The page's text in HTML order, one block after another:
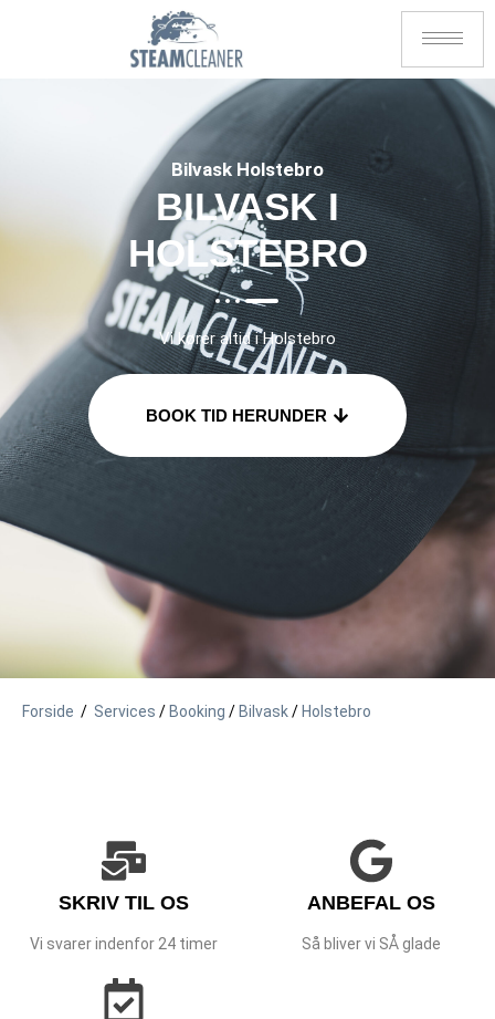
Bilvask Holstebro
BILVASK I
HOLSTEBRO
Vi kører altid i Holstebro
BOOK TID HERUNDER
Forside / Services / Booking / Bilvask/ Holstebro
SKRIV TIL OS
Vi svarer indenfor 24 timer
ANBEFAL OS
Så bliver vi SÅ glade